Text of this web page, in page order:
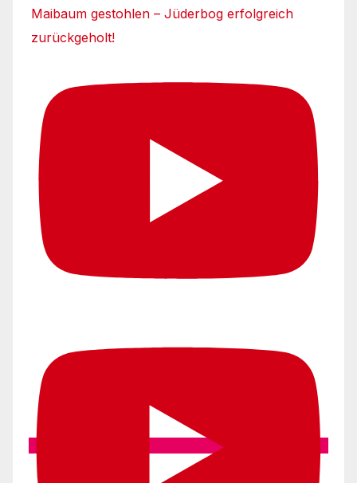
Maibaum gestohlen – Jüderbog erfolgreich
zurückgeholt!